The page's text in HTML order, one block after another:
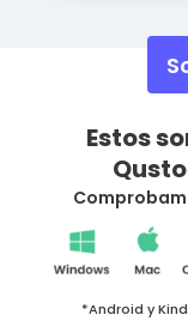
Estos
*Android y